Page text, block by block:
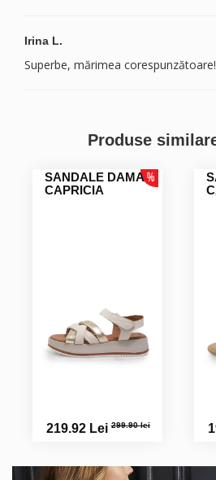
Irina L.
Superbe, mărimea corespunzătoare!
Produse
SANDALE DAMA
CAPRICIA
219.92 Lei299.90 lei